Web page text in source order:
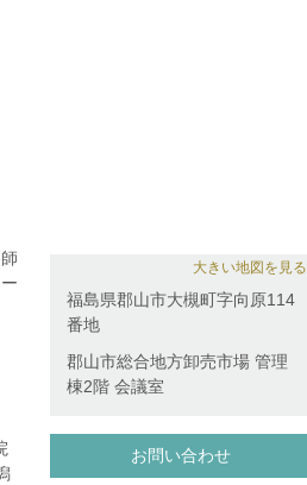
大きい地図を見る
福島県郡山市大槻町字向原114
番地
郡山市総合地方卸売市場 管理
棟2階 会議室
お問い合わせ